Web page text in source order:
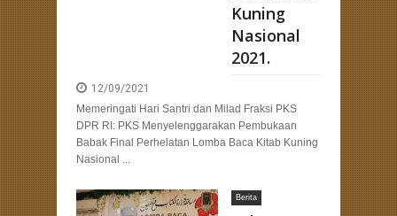
Kuning
Nasional
2021.
12/09/2021
Memeringati Hari Santri dan Milad Fraksi PKS
DPR RI: PKS Menyelenggarakan Pembukaan
Babak Final Perhelatan Lomba Baca Kitab Kuning
Nasional ...
Berita